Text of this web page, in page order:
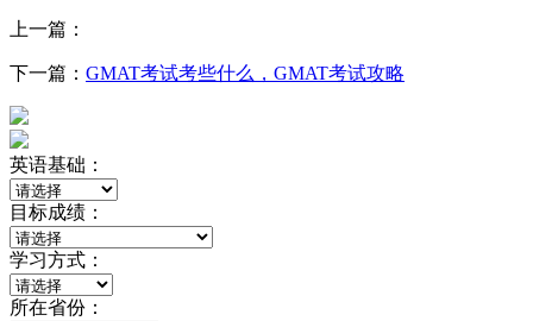
上一篇：
下一篇： GMAT考试考些什么，GMAT考试攻略
英语基础：
目标成绩：
学习方式：
所在省份：